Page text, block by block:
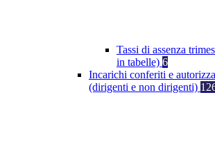
Tassi di assenza
in tabelle) 6
Incarichi conferiti e
(dirigenti e non dirigenti)